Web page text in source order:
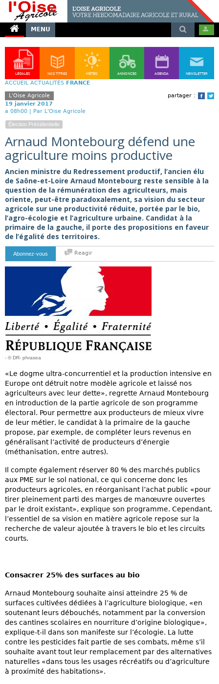
MENU
LÉGALES NOS TITRES MÉTÉO ANNONCES AGENDA NEWSLETTER
ACCUEIL ACTUALITÉS FRANCE
partager :
L'Oise Agricole
19 janvier 2017
a 08h00 | Par L'Oise Agricole
Élection Présidentielle
Arnaud Montebourg défend une
agriculture moins productive
Ancien ministre du Redressement productif, l’ancien élu
de Saône-et-Loire Arnaud Montebourg reste sensible à la
question de la rémunération des agriculteurs, mais
oriente, peut-être paradoxalement, sa vision du secteur
agricole sur une productivité réduite, portée par le bio,
l’agro-écologie et l’agriculture urbaine. Candidat à la
primaire de la gauche, il porte des propositions en faveur
de l’égalité des territoires.
Abonnez-vous Reagir
- © DR- phrasea
«Le dogme ultra-concurrentiel et la production intensive en
Europe ont détruit notre modèle agricole et laissé nos
agriculteurs avec leur dette», regrette Arnaud Montebourg
en introduction de la partie agricole de son programme
électoral. Pour permettre aux producteurs de mieux vivre
de leur métier, le candidat à la primaire de la gauche
propose, par exemple, de compléter leurs revenus en
généralisant l’activité de producteurs d’énergie
(méthanisation, entre autres).
Il compte également réserver 80 % des marchés publics
aux PME sur le sol national, ce qui concerne donc les
producteurs agricoles, en réorganisant l’achat public «pour
tirer pleinement parti des marges de manœuvre ouvertes
par le droit existant», explique son programme. Cependant,
l’essentiel de sa vision en matière agricole repose sur la
recherche de valeur ajoutée à travers le bio et les circuits
courts.
Consacrer 25% des surfaces au bio
Arnaud Montebourg souhaite ainsi atteindre 25 % de
surfaces cultivées dédiées à l’agriculture biologique, «en
soutenant leurs débouchés, notamment par la conversion
des cantines scolaires en nourriture d’origine biologique»,
explique-t-il dans son manifeste sur l’écologie. La lutte
contre les pesticides fait partie de ses combats, même s’il
souhaite avant tout leur remplacement par des alternatives
naturelles «dans tous les usages récréatifs ou d’agriculture
à proximité des habitations».